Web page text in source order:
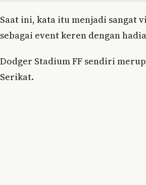
Saat ini, kata itu menjadi sangat
sebagai event keren dengan
Dodger Stadium FF sendiri
Serikat.